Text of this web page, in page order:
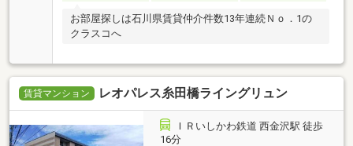
お部屋探しは石川県賃貸仲介件数13年連続Ｎｏ．1の
クラスコへ
賃貸マンション レオパレス糸田橋ライングリュン
ＩＲいしかわ鉄道 西金沢駅 徒歩
16分